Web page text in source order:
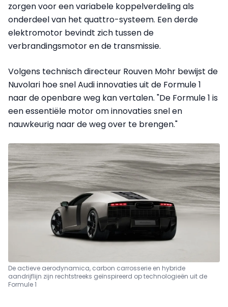
zorgen voor een variabele koppelverdeling als
onderdeel van het quattro-systeem. Een derde
elektromotor bevindt zich tussen de
verbrandingsmotor en de transmissie.
Volgens technisch directeur Rouven Mohr bewijst de
Nuvolari hoe snel Audi innovaties uit de Formule 1
naar de openbare weg kan vertalen. "De Formule 1 is
een essentiële motor om innovaties snel en
nauwkeurig naar de weg over te brengen."
De actieve aerodynamica, carbon carrosserie en hybride
aandrijflijn zijn rechtstreeks geïnspireerd op technologieën uit de
Formule 1